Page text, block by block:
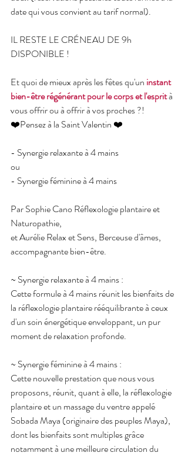
date qui vous convient au tarif normal).
IL RESTE LE CRÉNEAU DE 9h
DISPONIBLE !
Et quoi de mieux après les fêtes qu'un instant
bien-être régénérant pour le corps et l'esprit à
vous offrir ou à offrir à vos proches ?!
❤️Pensez à la Saint Valentin ❤️
- Synergie relaxante à 4 mains
ou
- Synergie féminine à 4 mains
Par Sophie Cano Réflexologie plantaire et
Naturopathie,
et Aurélie Relax et Sens, Berceuse d'âmes,
accompagnante bien-être.
~ Synergie relaxante à 4 mains :
Cette formule à 4 mains réunit les bienfaits de
la réflexologie plantaire rééquilibrante à ceux
d'un soin énergétique enveloppant, un pur
moment de relaxation profonde.
~ Synergie féminine à 4 mains :
Cette nouvelle prestation que nous vous
proposons, réunit, quant à elle, la réflexologie
plantaire et un massage du ventre appelé
Sobada Maya (originaire des peuples Maya),
dont les bienfaits sont multiples grâce
notamment à une meilleure circulation du